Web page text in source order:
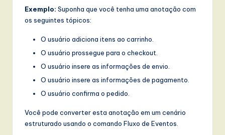
Exemplo: Suponha que você tenha uma anotação com
os seguintes tópicos:
O usuário adiciona itens ao carrinho.
O usuário prossegue para o checkout.
O usuário insere as informações de envio.
O usuário insere as informações de pagamento.
O usuário confirma o pedido.
Você pode converter esta anotação em um cenário
estruturado usando o comando Fluxo de Eventos.